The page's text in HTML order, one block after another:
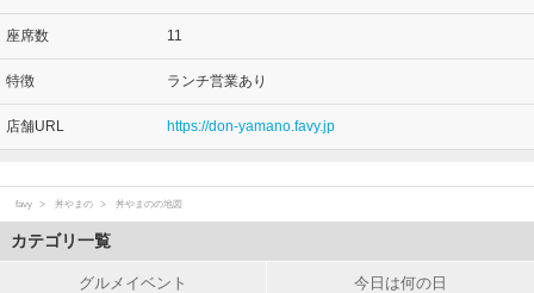
座席数 11
特徴 ランチ営業あり
店舗URL https://don-yamano.favy.jp
favy 丼やまの 丼やまのの地図
カテゴリ一覧
グルメイベント 今日は何の日